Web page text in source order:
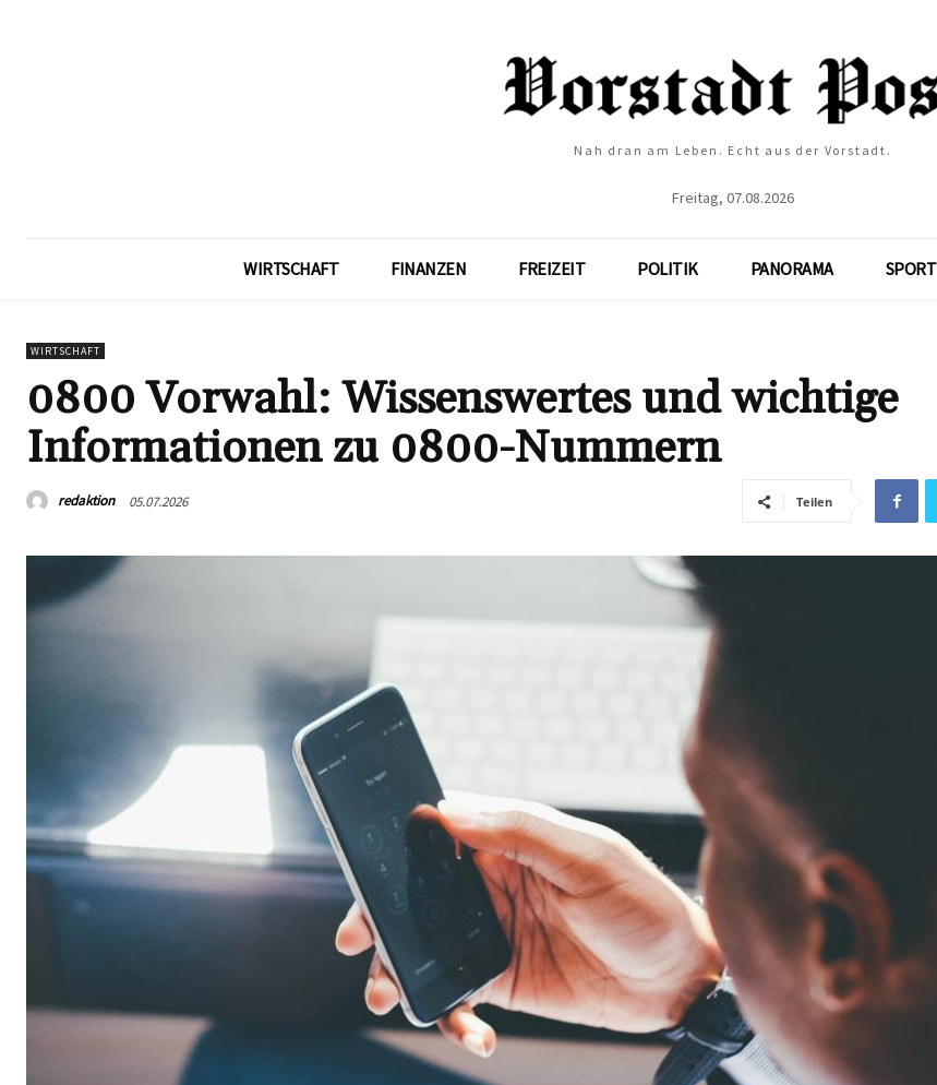
Nah dran am Leben. Echt aus der Vorstadt.
Freitag, 07.08.2026
WIRTSCHAFT FINANZEN FREIZEIT POLITIK PANORAMA SPORT
WIRTSCHAFT
0800 Vorwahl: Wissenswertes und wichtige
Informationen zu 0800-Nummern
redaktion 05.07.2026 Teilen